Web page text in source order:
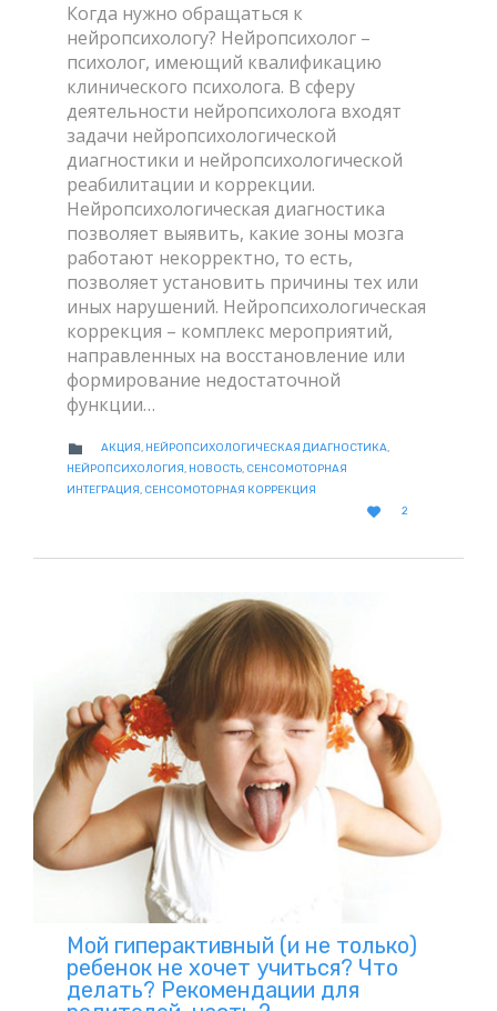
Когда нужно обращаться к
нейропсихологу? Нейропсихолог –
психолог, имеющий квалификацию
клинического психолога. В сферу
деятельности нейропсихолога входят
задачи нейропсихологической
диагностики и нейропсихологической
реабилитации и коррекции.
Нейропсихологическая диагностика
позволяет выявить, какие зоны мозга
работают некорректно, то есть,
позволяет установить причины тех или
иных нарушений. Нейропсихологическая
коррекция – комплекс мероприятий,
направленных на восстановление или
формирование недостаточной
функции…
 CATEGORY
АКЦИЯ, НЕЙРОПСИХОЛОГИЧЕСКАЯ ДИАГНОСТИКА,
НЕЙРОПСИХОЛОГИЯ, НОВОСТЬ, СЕНСОМОТОРНАЯ
ИНТЕГРАЦИЯ, СЕНСОМОТОРНАЯ КОРРЕКЦИЯ

LOVE
2
Мой гиперактивный (и не только)
ребенок не хочет учиться? Что
делать? Рекомендации для